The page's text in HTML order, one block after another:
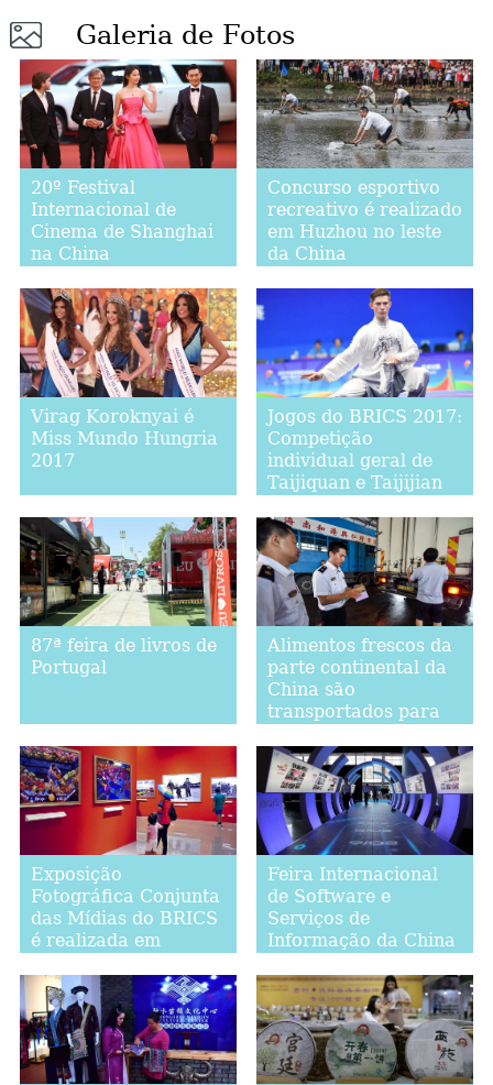
Galeria de Fotos
20º Festival
Internacional de
Cinema de Shanghai
na China
Concurso esportivo
recreativo é realizado
em Huzhou no leste
da China
Virag Koroknyai é
Miss Mundo Hungria
2017
Jogos do BRICS 2017:
Competição
individual geral de
Taijiquan e Taijijian
87ª feira de livros de
Portugal
Alimentos frescos da
parte continental da
China são
transportados para
Kong
Exposição
Fotográfica Conjunta
das Mídias do BRICS
é realizada em
Feira Internacional
de Software e
Serviços de
Informação da China